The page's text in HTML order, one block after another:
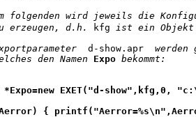
folgenden wird jeweils die
erzeugen, d.h. kfg ist ein
d-show.apr
werden
den Namen Expo bekommt:
*Expo=new EXET("d-show",kfg,0,
{